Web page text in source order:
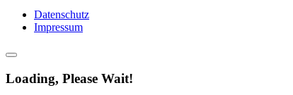
Datenschutz
Impressum
Loading, Please Wait!